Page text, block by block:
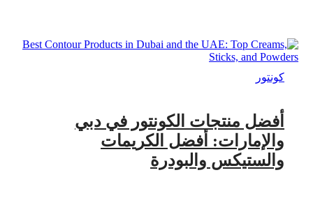
كونتور
أفضل منتجات الكونتور في دبي
والإمارات: أفضل الكريمات
والستيكس والبودرة